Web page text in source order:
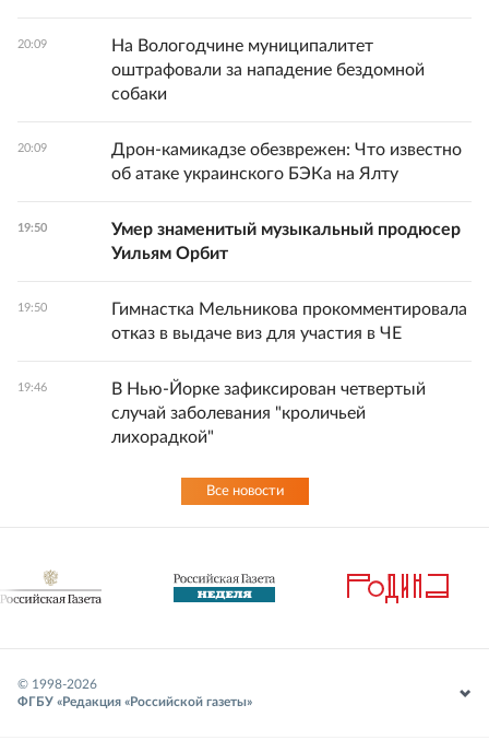
20:09
На Вологодчине муниципалитет
оштрафовали за нападение бездомной
собаки
20:09
Дрон-камикадзе обезврежен: Что известно
об атаке украинского БЭКа на Ялту
19:50
Умер знаменитый музыкальный продюсер
Уильям Орбит
19:50
Гимнастка Мельникова прокомментировала
отказ в выдаче виз для участия в ЧЕ
19:46
В Нью-Йорке зафиксирован четвертый
случай заболевания "кроличьей
лихорадкой"
Все новости
© 1998-2026
ФГБУ «Редакция «Российской газеты»